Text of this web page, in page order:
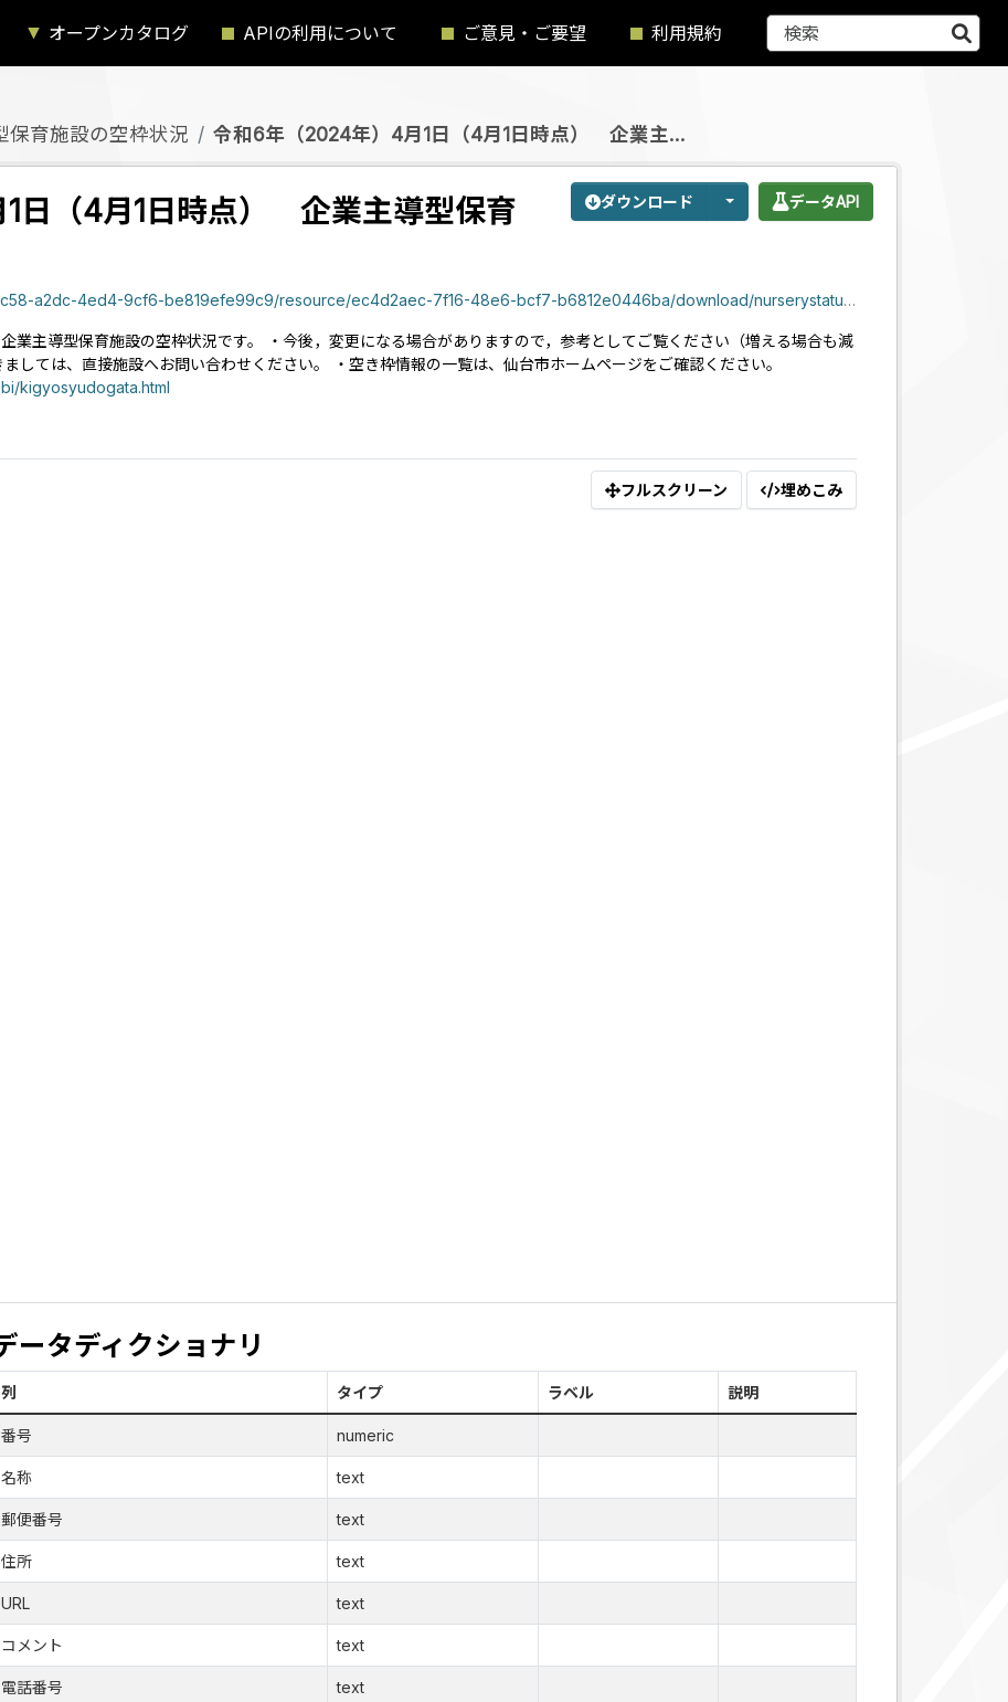
オープンカタログ APIの利用について ご意見・ご要望 利用規約
保育施設の空枠状況 令和6年（2024年）4月1日（4月1日時点） 企業主...
ダウンロード データAPI
日（4月1日時点） 企業主導型保育
4ed4-9cf6-be819efe99c9/resource/ec4d2aec-7f16-48e6-bcf7-b6812e0446ba/download/nurserystatus_company_20240401.csv
業主導型保育施設の空枠状況です。 ・今後，変更になる場合がありますので，参考としてご覧ください（増える場合も減
しては、直接施設へお問い合わせください。 ・空き枠情報の一覧は、仙台市ホームページをご確認ください。
kigyosyudogata.html
フルスクリーン 埋めこみ
ータディクショナリ
列 タイプ ラベル 説明
番号 numeric
名称 text
郵便番号 text
住所 text
URL text
コメント text
電話番号 text